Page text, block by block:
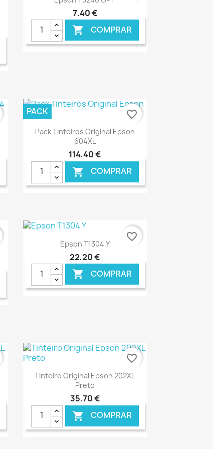
7,40 €
 COMPRAR
Ver+
Pack Tinteiros Original Epson
604XL
114,40 €
 COMPRAR
PACK favorite_border
Ver+
Epson T1304 Y
22,20 €
 COMPRAR
favorite_border
Ver+
Tinteiro Original Epson 202XL
Preto
35,70 €
 COMPRAR
favorite_border